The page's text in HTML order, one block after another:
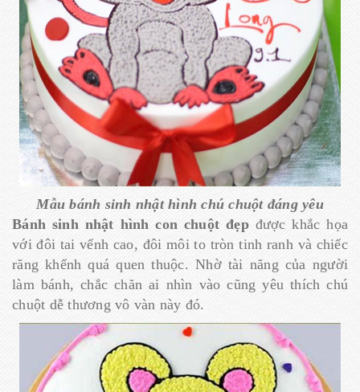
Mẫu bánh sinh nhật hình chú chuột đáng yêu
Bánh sinh nhật hình con chuột đẹpđược khắc họa
với đôi tai vểnh cao, đôi môi to tròn tinh ranh và chiếc
răng khểnh quá quen thuộc. Nhờ tài năng của người
làm bánh, chắc chăn ai nhìn vào cũng yêu thích chú
chuột dễ thương vô vàn này đó.